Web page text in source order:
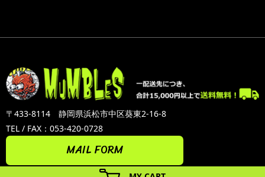
〒433-8114 静岡県浜松市中区葵東2-16-8
TEL / FAX：053-420-0728
MAIL FORM